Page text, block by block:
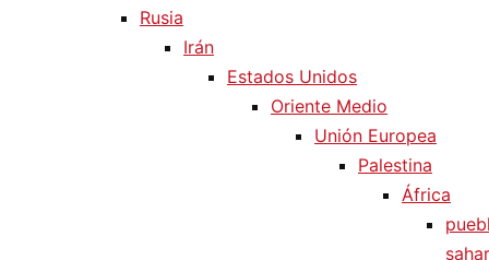
Rusia
Irán
Estados Unidos
Oriente Medio
Unión Europea
Palestina
África